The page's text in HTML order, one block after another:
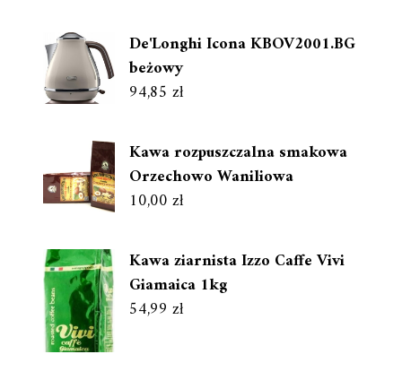
De'Longhi Icona KBOV2001.BG
beżowy
94,85 zł
Kawa rozpuszczalna smakowa
Orzechowo Waniliowa
10,00zł
Kawa ziarnista Izzo Caffe Vivi
Giamaica 1kg
54,99 zł